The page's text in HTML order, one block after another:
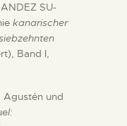
SU-
kanarischer
Band I,
Agustén und
l: